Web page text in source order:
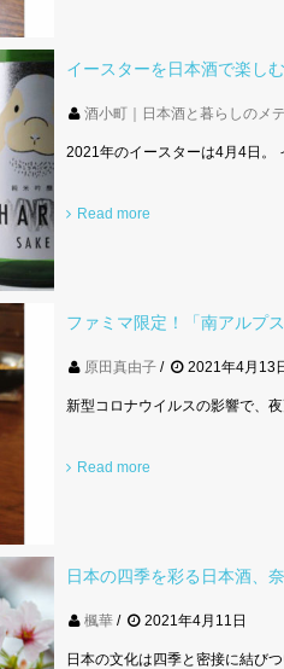
イースターを日本酒で楽し
酒小町｜日本酒と暮らしのメ
2021年のイースターは4月4日。
Read more
ファミマ限定！「南アルプ
原田真由子 2021年4月13
新型コロナウイルスの影響で、
Read more
日本の四季を彩る日本酒、
楓華 2021年4月11日
日本の文化は四季と密接に結び